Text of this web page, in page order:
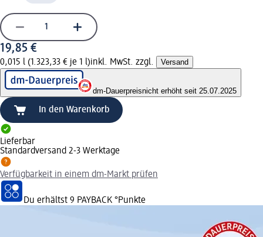
19,85 €
0,015 l (1.323,33 € je 1 l)inkl. MwSt. zzgl. Versand
dm-Dauerpreisnicht erhöht seit 25.07.2025
In den Warenkorb
Lieferbar
Standardversand 2-3 Werktage
Verfügbarkeit in einem dm-Markt prüfen
Du erhältst 9 PAYBACK °Punkte